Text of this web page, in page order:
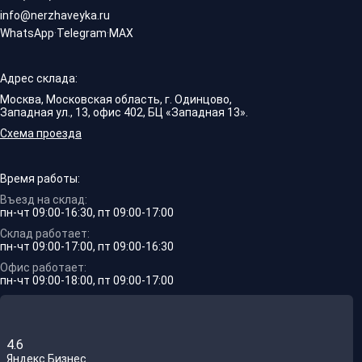
info@nerzhaveyka.ru
WhatsApp·Telegram·MAX
Адрес склада:
Москва, Московская область, г. Одинцово,
Западная ул., 13, офис 402, БЦ «Западная 13».
Схема проезда
Время работы:
Въезд на склад:
пн-чт 09:00-16:30, пт 09:00-17:00
Склад работает:
пн-чт 09:00-17:00, пт 09:00-16:30
Офис работает:
пн-чт 09:00-18:00, пт 09:00-17:00
4.6
Яндекс.Бизнес